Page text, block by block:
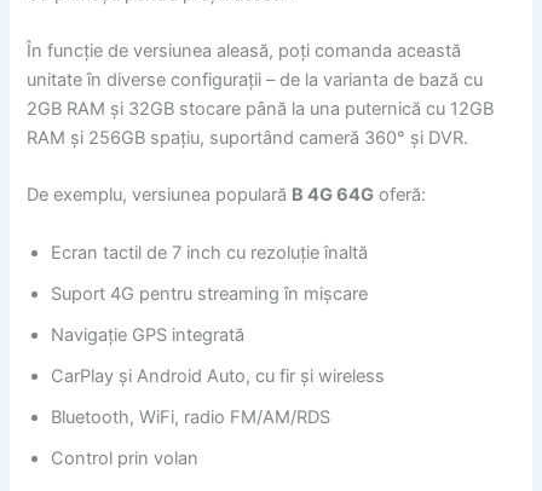
În funcție de versiunea aleasă, poți comanda această
unitate în diverse configurații – de la varianta de bază cu
2GB RAM și 32GB stocare până la una puternică cu 12GB
RAM și 256GB spațiu, suportând cameră 360° și DVR.
De exemplu, versiunea populară B 4G 64G oferă:
Ecran tactil de 7 inch cu rezoluție înaltă
Suport 4G pentru streaming în mișcare
Navigație GPS integrată
CarPlay și Android Auto, cu fir și wireless
Bluetooth, WiFi, radio FM/AM/RDS
Control prin volan